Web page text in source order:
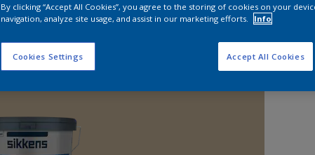
By clicking “Accept All Cookies”, you agree to the storing of cookies on your
navigation, analyze site usage, and assist in our marketing efforts.
Info
Cookies Settings Accept All Cookies